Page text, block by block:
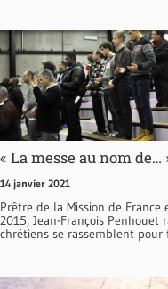
« La messe au nom de…
14 janvier 2021
Prêtre de la Mission de
2015, Jean-François
chrétiens se rassemblent pour